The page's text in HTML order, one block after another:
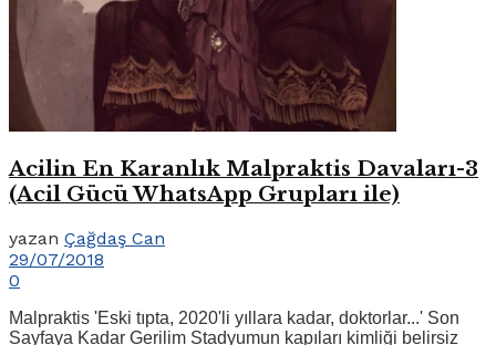
Acilin En Karanlık Malpraktis Davaları-3
(Acil Gücü WhatsApp Grupları ile)
yazan Çağdaş Can
29/07/2018
0
Malpraktis 'Eski tıpta, 2020'li yıllara kadar, doktorlar...' Son
Sayfaya Kadar Gerilim Stadyumun kapıları kimliği belirsiz